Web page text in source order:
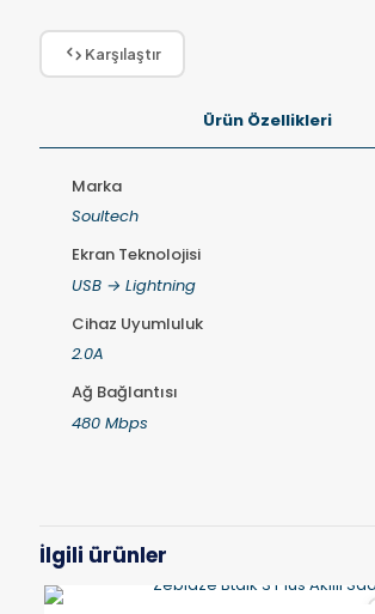
Karşılaştır
Ürün Özellikleri
Marka
Soultech
Ekran Teknolojisi
USB → Lightning
Cihaz Uyumluluk
2.0A
Ağ Bağlantısı
480 Mbps
İlgili ürünler